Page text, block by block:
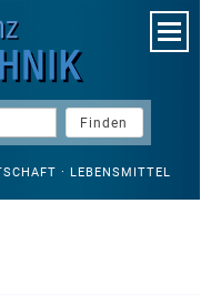
· LEBENSMITTEL